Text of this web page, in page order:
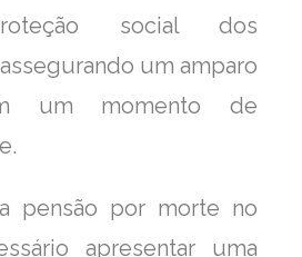
social dos
um amparo
um momento de
pensão por morte no
apresentar uma